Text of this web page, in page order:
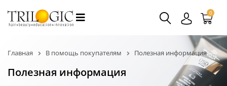
0
Главная В помощь покупателям Полезная информация
Полезная информация